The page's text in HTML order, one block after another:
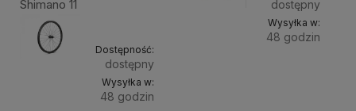
Shimano 11
Dostępność:
dostępny
Wysyłka w:
48 godzin
dostępny
Wysyłka w:
48 godzin